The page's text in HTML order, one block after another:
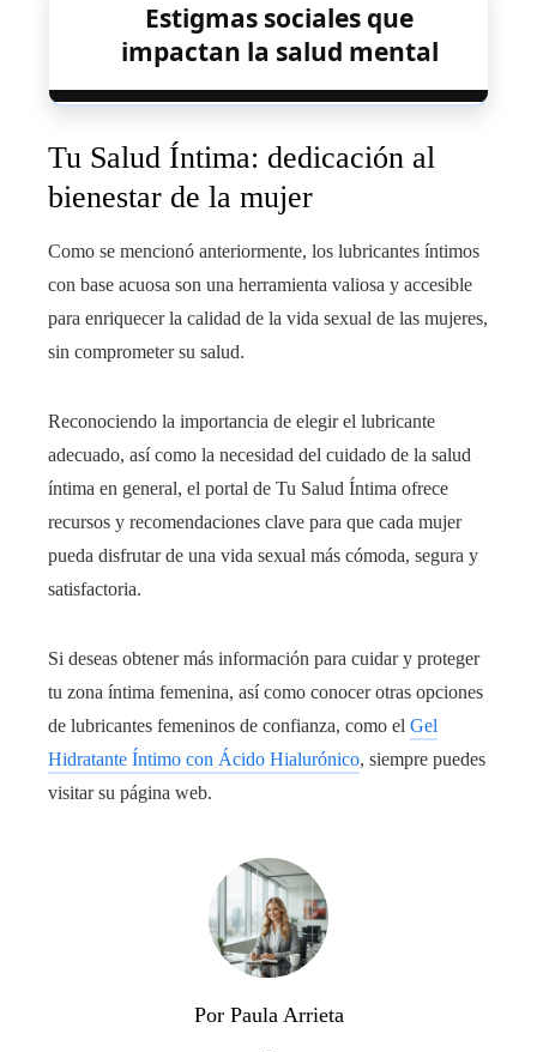
Estigmas sociales que
impactan la salud mental
Tu Salud Íntima: dedicación al
bienestar de la mujer
Como se mencionó anteriormente, los lubricantes íntimos
con base acuosa son una herramienta valiosa y accesible
para enriquecer la calidad de la vida sexual de las mujeres,
sin comprometer su salud.
Reconociendo la importancia de elegir el lubricante
adecuado, así como la necesidad del cuidado de la salud
íntima en general, el portal de Tu Salud Íntima ofrece
recursos y recomendaciones clave para que cada mujer
pueda disfrutar de una vida sexual más cómoda, segura y
satisfactoria.
Si deseas obtener más información para cuidar y proteger
tu zona íntima femenina, así como conocer otras opciones
de lubricantes femeninos de confianza, como el Gel
Hidratante Íntimo con Ácido Hialurónico, siempre puedes
visitar su página web.
Por Paula Arrieta